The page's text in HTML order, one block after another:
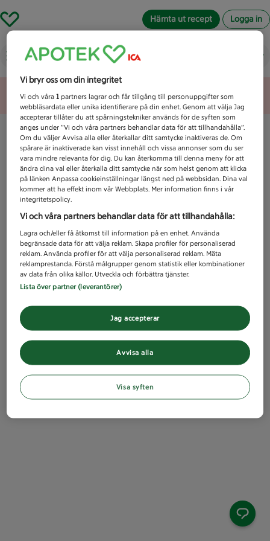
Hämta ut recept Logga in
Vad letar du efter idag?
Unknown error
Vi bryr oss om din integritet
Vi och våra1 partners lagrar och får tillgång till personuppgifter som
webbläsardata eller unika identifierare på din enhet. Genom att välja Jag
accepterar tillåter du att spårningstekniker används för de syften som
anges under ”Vi och våra partners behandlar data för att tillhandahålla”.
Om du väljer Avvisa alla eller återkallar ditt samtycke inaktiveras de. Om
spårare är inaktiverade kan visst innehåll och vissa annonser som du ser
vara mindre relevanta för dig. Du kan återkomma till denna meny för att
ändra dina val eller återkalla ditt samtycke när som helst genom att klicka
på länken Anpassa cookieinställningar längst ned på webbsidan. Dina val
kommer att ha effekt inom vår Webbplats. Mer information finns i vår
integritetspolicy.
Vi och våra partners behandlar data för att tillhandahålla:
Lagra och/eller få åtkomst till information på en enhet. Använda
begränsade data för att välja reklam. Skapa profiler för personaliserad
reklam. Använda profiler för att välja personaliserad reklam. Mäta
reklamprestanda. Förstå målgrupper genom statistik eller kombinationer
av data från olika källor. Utveckla och förbättra tjänster.
Lista över partner (leverantörer)
Avvisa alla
Jag accepterar
Visa syften